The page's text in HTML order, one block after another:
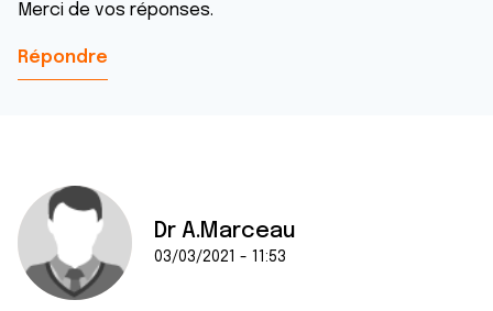
Merci de vos réponses.
Répondre
Dr A.Marceau
03/03/2021 - 11:53